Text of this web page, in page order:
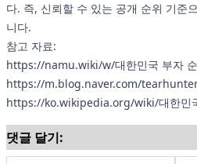
다. 즉, 신뢰할 수 있는 공개 순위 기준
니다.
참고 자료:
https://namu.wiki/w/대한민국 부자
https://m.blog.naver.com/
https://ko.wikipedia.org/wiki/대한민
댓글 달기: